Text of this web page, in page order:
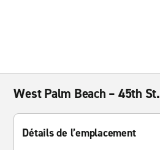
West Palm Beach – 45th St.
Détails de l’emplacement